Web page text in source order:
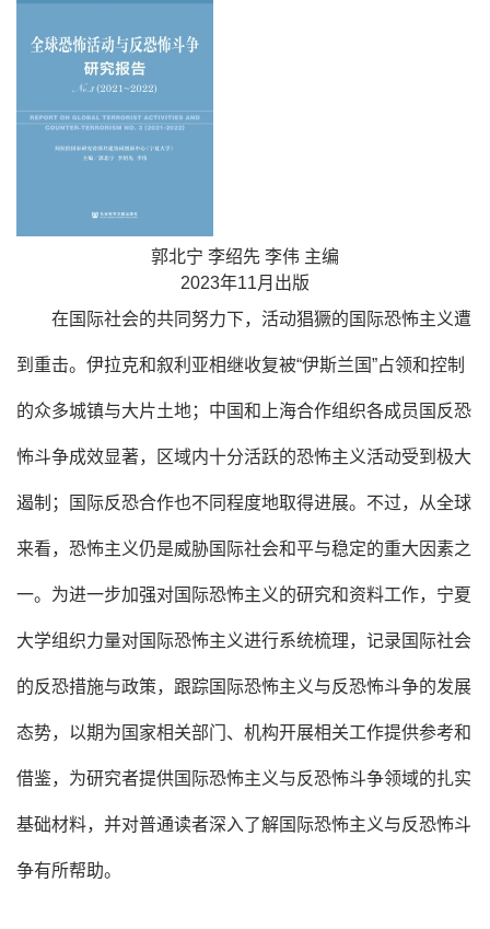
郭北宁 李绍先 李伟 主编
2023年11月出版
在国际社会的共同努力下，活动猖獗的国际恐怖主义遭
到重击。伊拉克和叙利亚相继收复被“伊斯兰国”占领和控制
的众多城镇与大片土地；中国和上海合作组织各成员国反恐
怖斗争成效显著，区域内十分活跃的恐怖主义活动受到极大
遏制；国际反恐合作也不同程度地取得进展。不过，从全球
来看，恐怖主义仍是威胁国际社会和平与稳定的重大因素之
一。为进一步加强对国际恐怖主义的研究和资料工作，宁夏
大学组织力量对国际恐怖主义进行系统梳理，记录国际社会
的反恐措施与政策，跟踪国际恐怖主义与反恐怖斗争的发展
态势，以期为国家相关部门、机构开展相关工作提供参考和
借鉴，为研究者提供国际恐怖主义与反恐怖斗争领域的扎实
基础材料，并对普通读者深入了解国际恐怖主义与反恐怖斗
争有所帮助。